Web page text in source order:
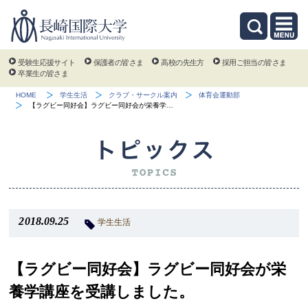
受験生応援サイト 保護者の皆さま 高校の先生方
採用ご担当の皆さま
卒業生の皆さま
HOME 学生生活 クラブ・サークル案内
体育会運動部
【ラグビー同好会】ラグビー同好会が栄養学…
2018.09.25 学生生活
【ラグビー同好会】ラグビー同好会が栄
養学講座を受講しました。